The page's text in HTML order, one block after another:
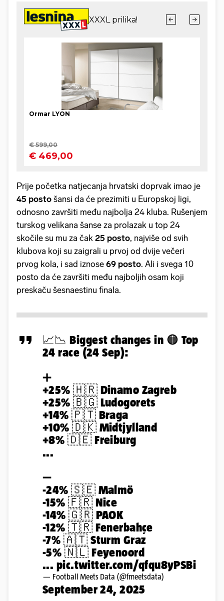
Prije početka natjecanja hrvatski doprvak imao je
45 posto šansi da će prezimiti u Europskoj ligi,
odnosno završiti među najbolja 24 kluba. Rušenjem
turskog velikana šanse za prolazak u top 24
skočile su mu za čak 25 posto, najviše od svih
klubova koji su zaigrali u prvoj od dvije večeri
prvog kola, i sad iznose 69 posto. Ali i svega 10
posto da će završiti među najboljih osam koji
preskaču šesnaestinu finala.
📈📉 Biggest changes in 🟠 Top
24 race (24 Sep):
➕
+25% 🇭🇷 Dinamo Zagreb
+25% 🇧🇬 Ludogorets
+14% 🇵🇹 Braga
+10% 🇩🇰 Midtjylland
+8% 🇩🇪 Freiburg
...
➖
-24% 🇸🇪 Malmö
-15% 🇫🇷 Nice
-14% 🇬🇷 PAOK
-12% 🇹🇷 Fenerbahçe
-7% 🇦🇹 Sturm Graz
-5% 🇳🇱 Feyenoord
... pic.twitter.com/qfqu8yPSBi
— Football Meets Data (@fmeetsdata)
September 24, 2025